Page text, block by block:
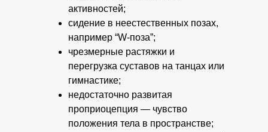
активностей;
сидение в неестественных позах,
например “W‑поза”;
чрезмерные растяжки и
перегрузка суставов на танцах или
гимнастике;
недостаточно развитая
проприоцепция — чувство
положения тела в пространстве;